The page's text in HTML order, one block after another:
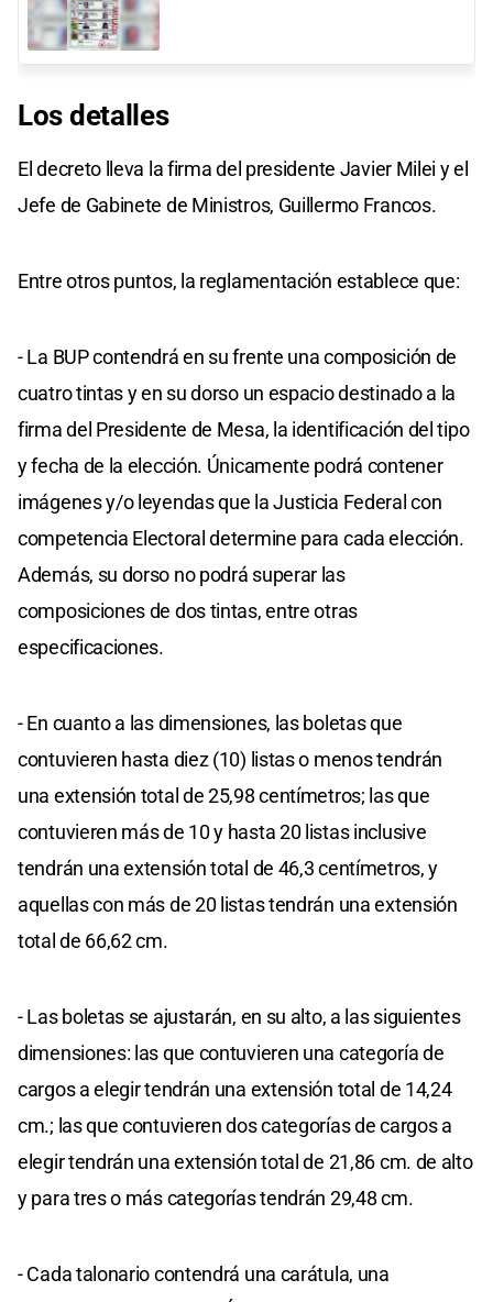
Los detalles
El decreto lleva la firma del presidente Javier Milei y el
Jefe de Gabinete de Ministros, Guillermo Francos.
Entre otros puntos, la reglamentación establece que:
- La BUP contendrá en su frente una composición de
cuatro tintas y en su dorso un espacio destinado a la
firma del Presidente de Mesa, la identificación del tipo
y fecha de la elección. Únicamente podrá contener
imágenes y/o leyendas que la Justicia Federal con
competencia Electoral determine para cada elección.
Además, su dorso no podrá superar las
composiciones de dos tintas, entre otras
especificaciones.
- En cuanto a las dimensiones, las boletas que
contuvieren hasta diez (10) listas o menos tendrán
una extensión total de 25,98 centímetros; las que
contuvieren más de 10 y hasta 20 listas inclusive
tendrán una extensión total de 46,3 centímetros, y
aquellas con más de 20 listas tendrán una extensión
total de 66,62 cm.
- Las boletas se ajustarán, en su alto, a las siguientes
dimensiones: las que contuvieren una categoría de
cargos a elegir tendrán una extensión total de 14,24
cm.; las que contuvieren dos categorías de cargos a
elegir tendrán una extensión total de 21,86 cm. de alto
y para tres o más categorías tendrán 29,48 cm.
- Cada talonario contendrá una carátula, una